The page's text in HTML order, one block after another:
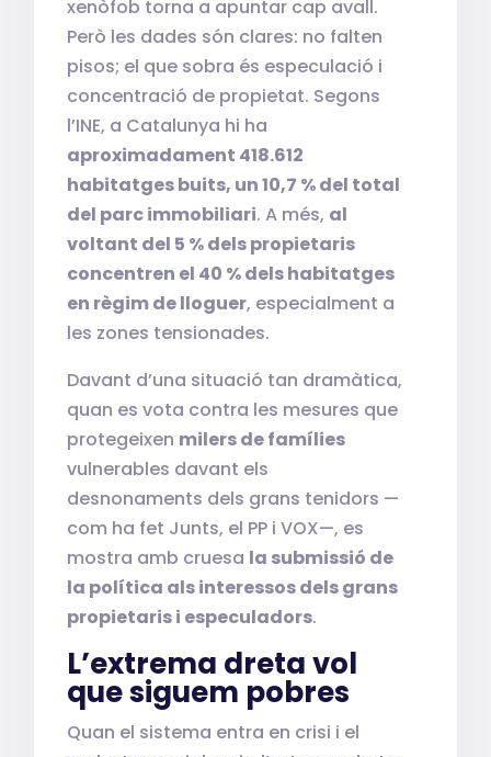
xenòfob torna a apuntar cap avall.
Però les dades són clares: no falten
pisos; el que sobra és especulació i
concentració de propietat. Segons
l’INE, a Catalunya hi ha
aproximadament 418.612
habitatges buits, un 10,7 % del total
del parc immobiliari. A més, al
voltant del 5 % dels propietaris
concentren el 40 % dels habitatges
en règim de lloguer, especialment a
les zones tensionades.
Davant d’una situació tan dramàtica,
quan es vota contra les mesures que
protegeixen milers de famílies
vulnerables davant els
desnonaments dels grans tenidors —
com ha fet Junts, el PP i VOX—, es
mostra amb cruesa la submissió de
la política als interessos dels grans
propietaris i especuladors.
L’extrema dreta vol
que siguem pobres
Quan el sistema entra en crisi i el